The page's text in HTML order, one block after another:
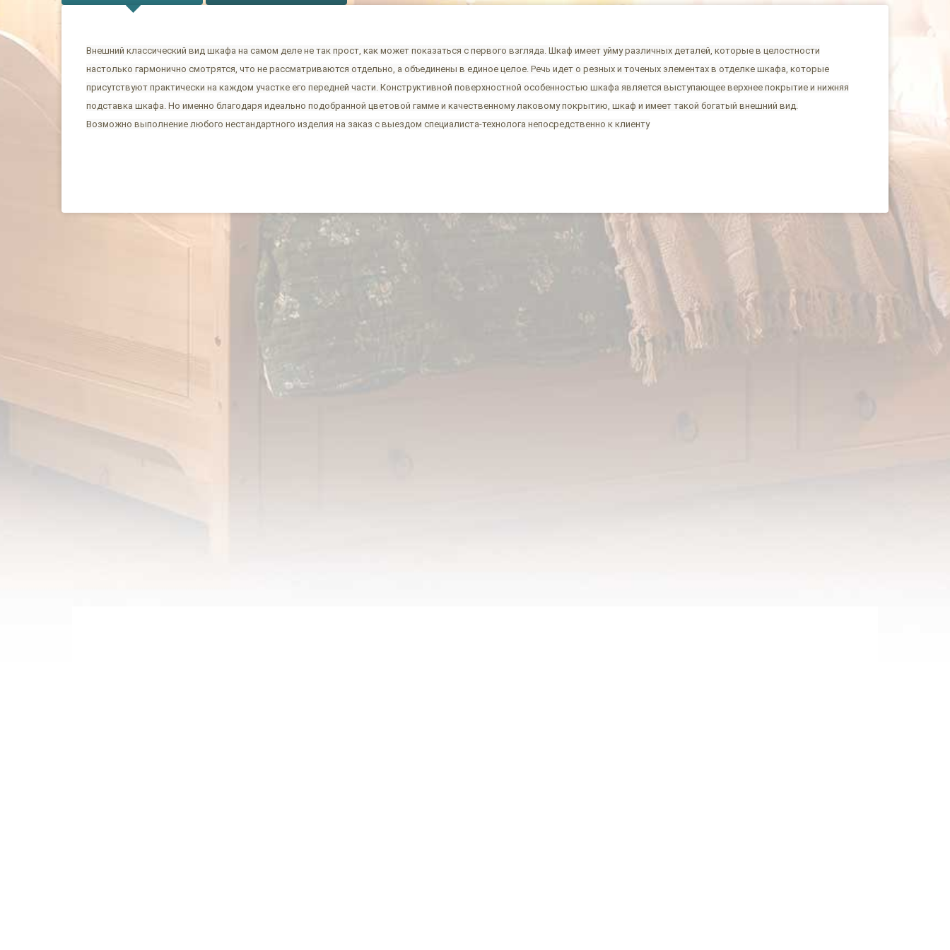
Внешний классический вид шкафа на самом деле не так прост, как может показаться с первого взгляда. Шкаф имеет уйму различных деталей, которые в целостности
настолько гармонично смотрятся, что не рассматриваются отдельно, а объединены в единое целое. Речь идет о резных и точеных элементах в отделке шкафа, которые
присутствуют практически на каждом участке его передней части. Конструктивной поверхностной особенностью шкафа является выступающее верхнее покрытие и нижняя
подставка шкафа. Но именно благодаря идеально подобранной цветовой гамме и качественному лаковому покрытию, шкаф и имеет такой богатый внешний вид.
Возможно выполнение любого нестандартного изделия на заказ с выездом специалиста-технолога непосредственно к клиенту